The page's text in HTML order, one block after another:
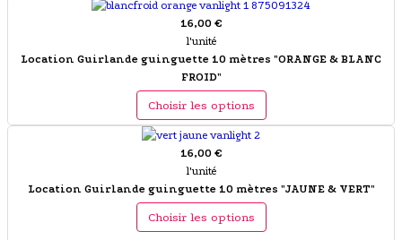
16,00 €
l'unité
Location Guirlande guinguette 10 mètres "ORANGE & BLANC
FROID"
Choisir les options
16,00 €
l'unité
Location Guirlande guinguette 10 mètres "JAUNE & VERT"
Choisir les options